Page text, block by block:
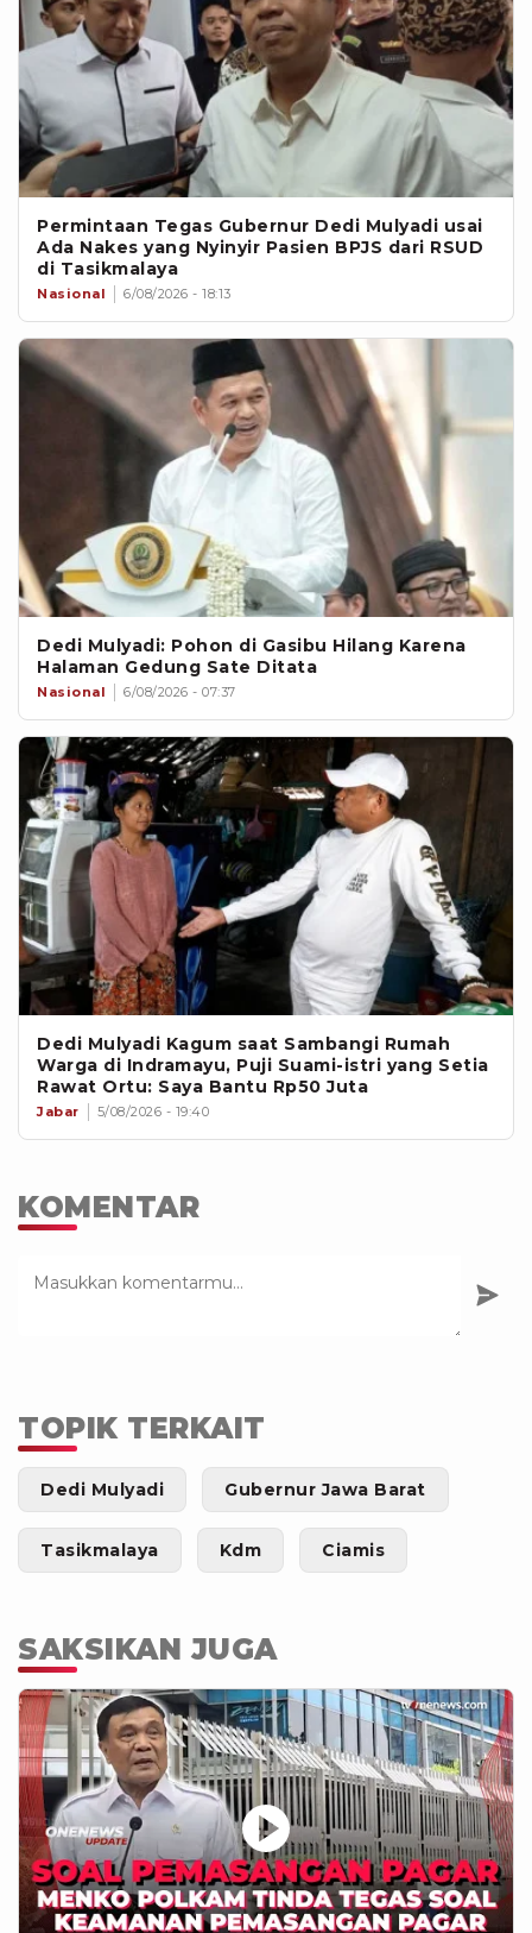
Permintaan Tegas Gubernur Dedi Mulyadi usai
Ada Nakes yang Nyinyir Pasien BPJS dari RSUD
di Tasikmalaya
Nasional 6/08/2026 - 18:13
Dedi Mulyadi: Pohon di Gasibu Hilang Karena
Halaman Gedung Sate Ditata
Nasional 6/08/2026 - 07:37
Dedi Mulyadi Kagum saat Sambangi Rumah
Warga di Indramayu, Puji Suami-istri yang Setia
Rawat Ortu: Saya Bantu Rp50 Juta
Jabar 5/08/2026 - 19:40
KOMENTAR
TOPIK TERKAIT
Dedi Mulyadi Gubernur Jawa Barat
Tasikmalaya Kdm Ciamis
SAKSIKAN JUGA